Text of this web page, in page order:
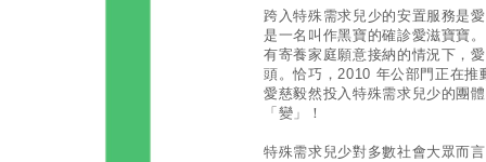
跨入特殊需求兒少的安置服務是
是一名叫作黑寶的確診愛滋寶寶
有寄養家庭願意接納的情況下，
頭。恰巧，2010 年公部門正在
愛慈毅然投入特殊需求兒少的團
「變」！
特殊需求兒少對多數社會大眾而